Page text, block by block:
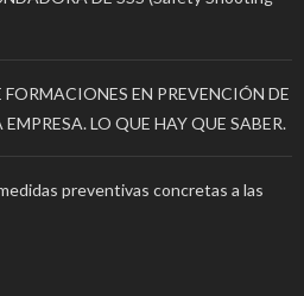
EN PREVENCIÓN DE
LO QUE HAY QUE SABER.
preventivas concretas a las